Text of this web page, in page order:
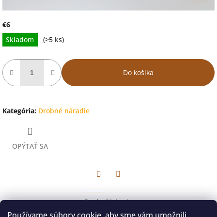
€6
Jednotková
cena:
Skladom (>5 ks)
Do košíka
Kategória: Drobné náradie
OPÝTAŤ SA
Popis Diskusia